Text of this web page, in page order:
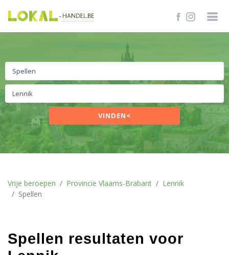
VINDEN<
Vrije beroepen Provincie Vlaams-Brabant
Lennik
Spellen
Spellen resultaten voor